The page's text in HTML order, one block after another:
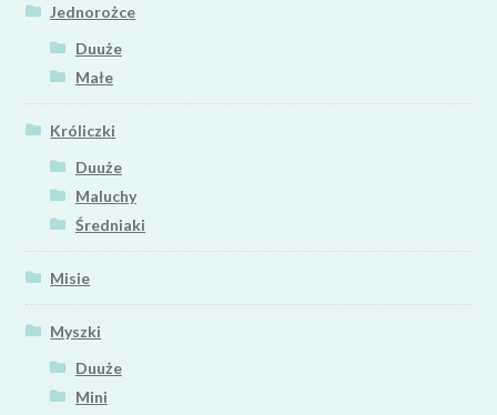
Jednorożce
Duuże
Małe
Króliczki
Duuże
Maluchy
Średniaki
Misie
Myszki
Duuże
Mini